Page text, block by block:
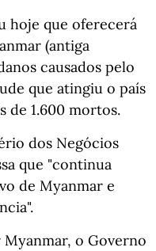
hoje que oferecerá
(antiga
causados pelo
que atingiu o país
de 1.600 mortos.
dos Negócios
que "continua
de Myanmar e
Myanmar, o Governo